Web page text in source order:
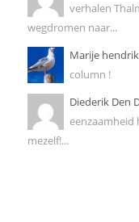
verhalen
wegdromen naar...
Marije
column !
Diederik Den
eenzaamheid
mezelf!...